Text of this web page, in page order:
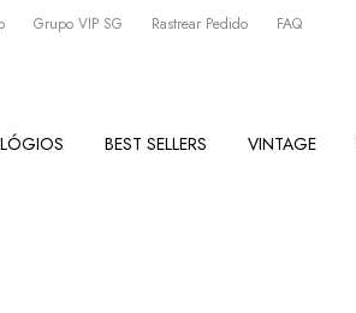
Grupo VIP SG Rastrear Pedido FAQ
BEST SELLERS VINTAGE